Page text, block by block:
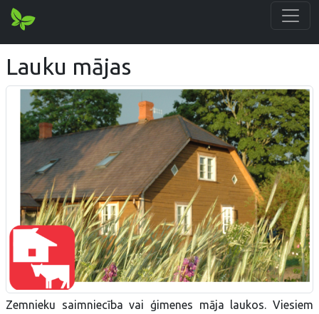
Lauku mājas
Zemnieku saimniecība vai ģimenes māja laukos. Viesiem